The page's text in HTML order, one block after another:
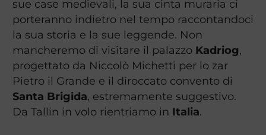
sue case medievali, la sua cinta muraria ci
porteranno indietro nel tempo raccontandoci
la sua storia e la sue leggende. Non
mancheremo di visitare il palazzo Kadriog,
progettato da Niccolò Michetti per lo zar
Pietro il Grande e il diroccato convento di
Santa Brigida, estremamente suggestivo.
Da Tallin in volo rientriamo in Italia.